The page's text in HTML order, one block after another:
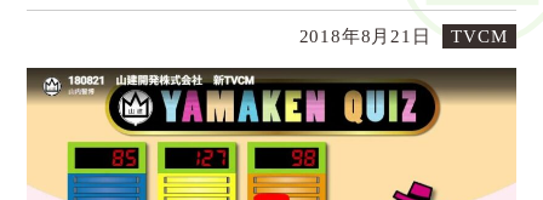
2018年8月21日 TVCM